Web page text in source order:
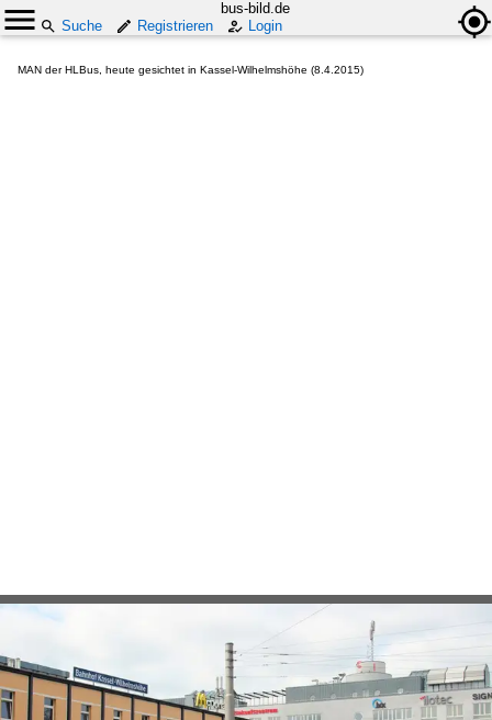
bus-bild.de
Suche
Registrieren Login
MAN der HLBus, heute gesichtet in Kassel-Wilhelmshöhe (8.4.2015)